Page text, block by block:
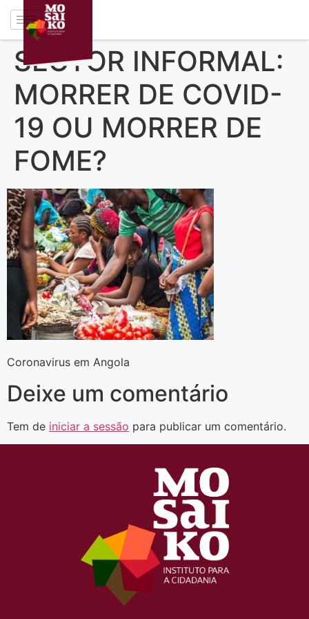
SECTOR INFORMAL:
MORRER DE COVID-
19 OU MORRER DE
FOME?
Coronavirus em Angola
Deixe um comentário
Tem de iniciar a sessão para publicar um comentário.